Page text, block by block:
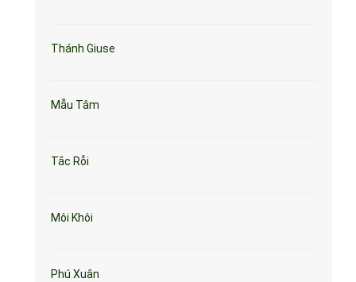
Thánh Giuse
Mẫu Tâm
Tắc Rỗi
Môi Khôi
Phú Xuân